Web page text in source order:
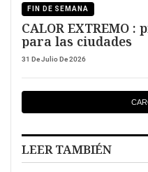
FIN DE SEMANA
CALOR EXTREMO
para las ciudades
31 De Julio De 2026
LEER TAMBIÉN